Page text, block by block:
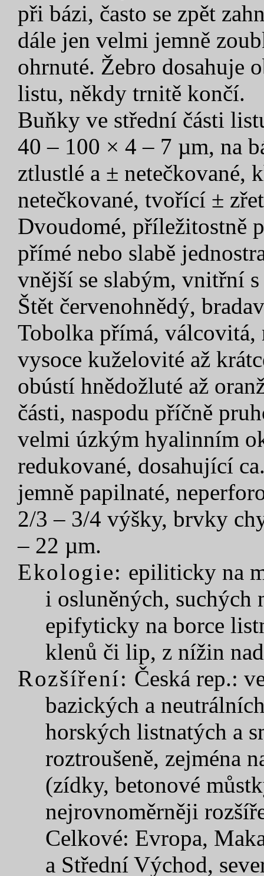
při bázi, často se zpět
dále jen velmi jemně
ohrnuté. Žebro dosahuje
listu, někdy trnitě končí.
Buňky ve střední části
40 – 100 × 4 – 7 µm, na
ztlustlé a ± netečkované,
netečkované, tvořící ±
Dvoudomé, příležitostně
přímé nebo slabě
vnější se slabým, vnitřní
Štět červenohnědý,
Tobolka přímá, válcovitá,
vysoce kuželovité až
obústí hnědožluté až
části, naspodu příčně
velmi úzkým hyalinním
redukované, dosahující
jemně papilnaté,
2/3 – 3/4 výšky, brvky
– 22 µm.
Ekologie: epiliticky na
i osluněných, suchých
epifyticky na borce
klenů či lip, z nížin
Rozšíření: Česká rep.:
bazických a
horských listnatých a
roztroušeně, zejména
(zídky, betonové
nejrovnoměrněji
Celkové: Evropa,
a Střední Východ,